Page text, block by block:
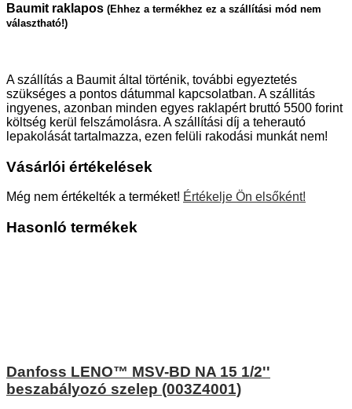
Baumit raklapos (Ehhez a termékhez ez a szállítási mód nem
választható!)
A szállítás a Baumit által történik, további egyeztetés
szükséges a pontos dátummal kapcsolatban. A szállitás
ingyenes, azonban minden egyes raklapért bruttó 5500 forint
költség kerül felszámolásra. A szállítási díj a teherautó
lepakolását tartalmazza, ezen felüli rakodási munkát nem!
Vásárlói értékelések
Még nem értékelték a terméket! Értékelje Ön elsőként!
Hasonló termékek
Danfoss LENO™ MSV-BD NA 15 1/2''
beszabályozó szelep (003Z4001)